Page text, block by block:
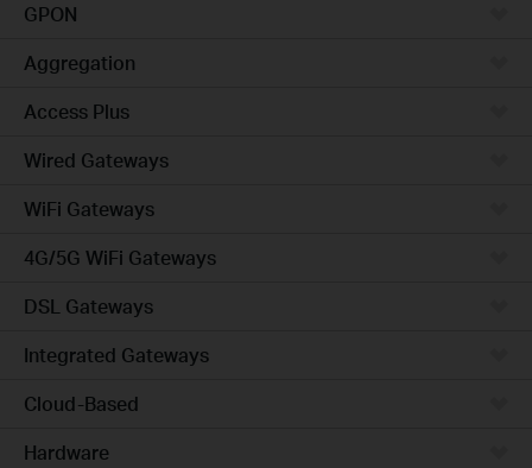
GPON
Aggregation
Access Plus
Wired Gateways
WiFi Gateways
4G/5G WiFi Gateways
DSL Gateways
Integrated Gateways
Cloud-Based
Hardware